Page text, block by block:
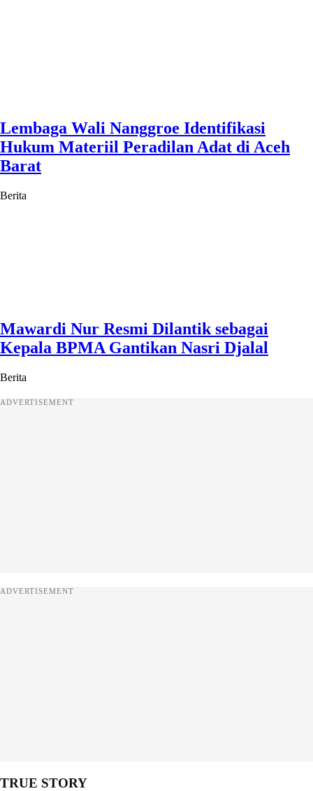
Lembaga Wali Nanggroe Identifikasi
Hukum Materiil Peradilan Adat di Aceh
Barat
Berita
Mawardi Nur Resmi Dilantik sebagai
Kepala BPMA Gantikan Nasri Djalal
Berita
ADVERTISEMENT
ADVERTISEMENT
TRUE STORY